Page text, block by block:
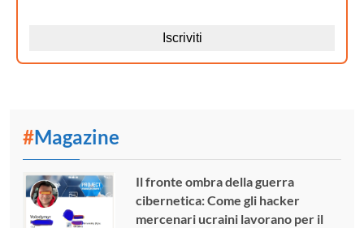
#Magazine
Il fronte ombra della guerra
cibernetica: Come gli hacker
mercenari ucraini lavorano per il